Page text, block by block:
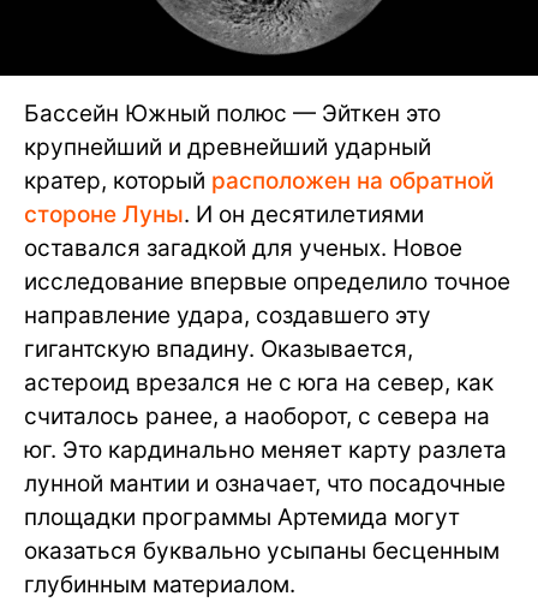
Бассейн Южный полюс — Эйткен это
крупнейший и древнейший ударный
кратер, который расположен на обратной
стороне Луны. И он десятилетиями
оставался загадкой для ученых. Новое
исследование впервые определило точное
направление удара, создавшего эту
гигантскую впадину. Оказывается,
астероид врезался не с юга на север, как
считалось ранее, а наоборот, с севера на
юг. Это кардинально меняет карту разлета
лунной мантии и означает, что посадочные
площадки программы Артемида могут
оказаться буквально усыпаны бесценным
глубинным материалом.